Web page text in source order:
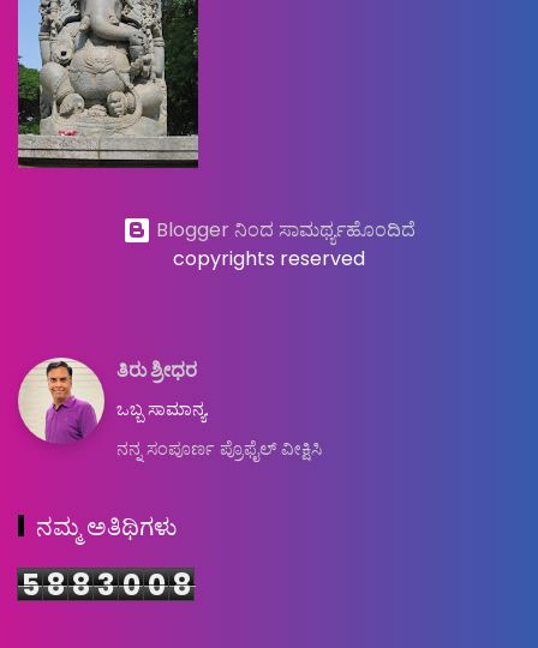
Blogger ನಿಂದ ಸಾಮರ್ಥ್ಯಹೊಂದಿದೆ
copyrights reserved
ತಿರು ಶ್ರೀಧರ
ಒಬ್ಬ ಸಾಮಾನ್ಯ.
ನನ್ನ ಸಂಪೂರ್ಣ ಪ್ರೊಫೈಲ್ ವೀಕ್ಷಿಸಿ
ನಮ್ಮ ಅತಿಥಿಗಳು
5883008